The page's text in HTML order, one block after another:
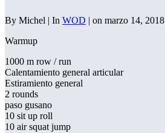
By Michel | In WOD | on marzo 14, 2018
Warmup
1000 m row / run
Calentamiento general articular
Estiramiento general
2 rounds
paso gusano
10 sit up roll
10 air squat jump